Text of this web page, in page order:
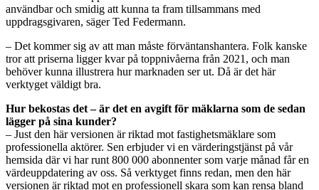
användbar och smidig att kunna ta fram tillsammans med
uppdragsgivaren, säger Ted Federmann.
– Det kommer sig av att man måste förväntanshantera. Folk kanske
tror att priserna ligger kvar på toppnivåerna från 2021, och man
behöver kunna illustrera hur marknaden ser ut. Då är det här
verktyget väldigt bra.
Hur bekostas det – är det en avgift för mäklarna som de sedan
lägger på sina kunder?
– Just den här versionen är riktad mot fastighetsmäklare som
professionella aktörer. Sen erbjuder vi en värderingstjänst på vår
hemsida där vi har runt 800 000 abonnenter som varje månad får en
värdeuppdatering av oss. Så verktyget finns redan, men den här
versionen är riktad mot en professionell skara som kan rensa bland